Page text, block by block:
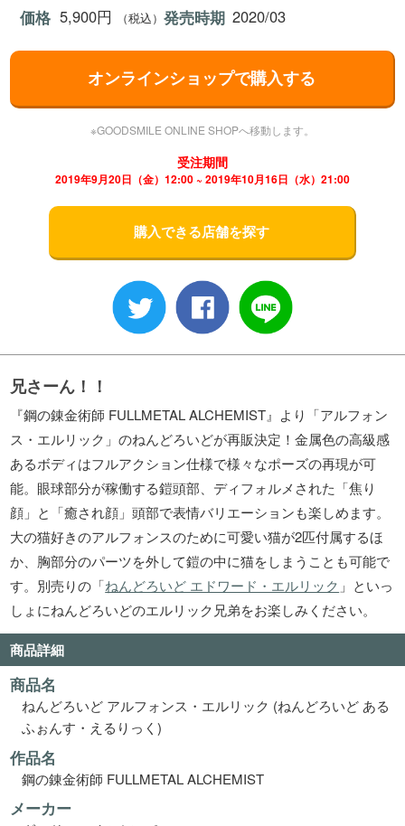
価格 5,900円 （税込） 発売時期 2020/03
オンラインショップで購入する
※GOODSMILE ONLINE SHOPへ移動します。
受注期間
2019年9月20日（金）12:00 ~ 2019年10月16日（水）21:00
購入できる店舗を探す
兄さーん！！
『鋼の錬金術師 FULLMETAL ALCHEMIST』より「アルフォン
ス・エルリック」のねんどろいどが再販決定！金属色の高級感
あるボディはフルアクション仕様で様々なポーズの再現が可
能。眼球部分が稼働する鎧頭部、ディフォルメされた「焦り
顔」と「癒され顔」頭部で表情バリエーションも楽しめます。
大の猫好きのアルフォンスのために可愛い猫が2匹付属するほ
か、胸部分のパーツを外して鎧の中に猫をしまうことも可能で
す。別売りの「ねんどろいど エドワード・エルリック 」といっ
しょにねんどろいどのエルリック兄弟をお楽しみください。
商品詳細
商品名
ねんどろいど アルフォンス・エルリック (ねんどろいど ある
ふぉんす・えるりっく)
作品名
鋼の錬金術師 FULLMETAL ALCHEMIST
メーカー